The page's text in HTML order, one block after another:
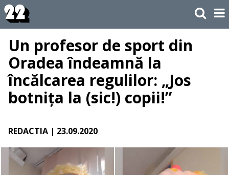
Un profesor de sport din
Oradea îndeamnă la
încălcarea regulilor: „Jos
botnița la (sic!) copii!”
REDACTIA | 23.09.2020